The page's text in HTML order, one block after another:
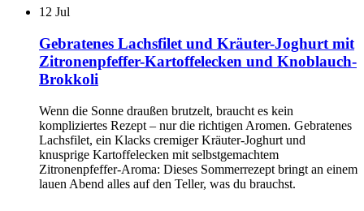
12 Jul
Gebratenes Lachsfilet und Kräuter-Joghurt mit
Zitronenpfeffer-Kartoffelecken und Knoblauch-
Brokkoli
Wenn die Sonne draußen brutzelt, braucht es kein
kompliziertes Rezept – nur die richtigen Aromen. Gebratenes
Lachsfilet, ein Klacks cremiger Kräuter-Joghurt und
knusprige Kartoffelecken mit selbstgemachtem
Zitronenpfeffer-Aroma: Dieses Sommerrezept bringt an einem
lauen Abend alles auf den Teller, was du brauchst.